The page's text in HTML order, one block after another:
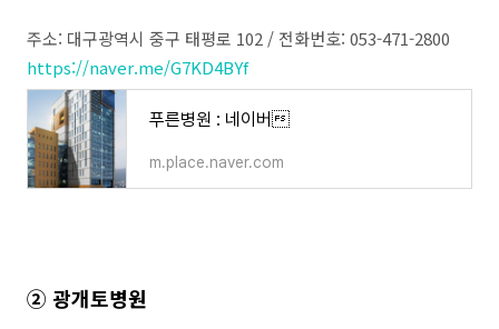
주소: 대구광역시 중구 태평로 102 / 전화번호: 053-471-2800
https://naver.me/G7KD4BYf
푸른병원 : 네이버
m.place.naver.com
② 광개토병원